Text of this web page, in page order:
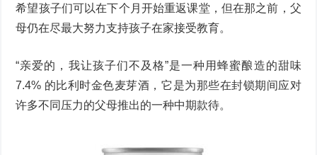
希望孩子们可以在下个月开始重返课堂，但在那之前，父
母仍在尽最大努力支持孩子在家接受教育。
“亲爱的，我让孩子们不及格”是一种用蜂蜜酿造的甜味
7.4% 的比利时金色麦芽酒，它是为那些在封锁期间应对
许多不同压力的父母推出的一种中期款待。